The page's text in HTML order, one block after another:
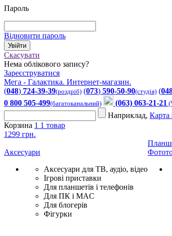
Пароль
Відновити пароль
Скасувати
Нема облікового запису?
Зареєструватися
Мега - Галактика. Интернет-магазин.
(048) 724-39-39(роздріб) (073) 590-50-90(студія) (
0 800 505-499(багатоканальний) (063) 063-21-21
Наприклад, Карта
Корзина 1 1 товар
1299 грн.
Аксесуари
Аксесуари для ТВ, аудіо, відео
Ігрові приставки
Для планшетів і телефонів
Для ПК і MAC
Для блогерів
Фігурки